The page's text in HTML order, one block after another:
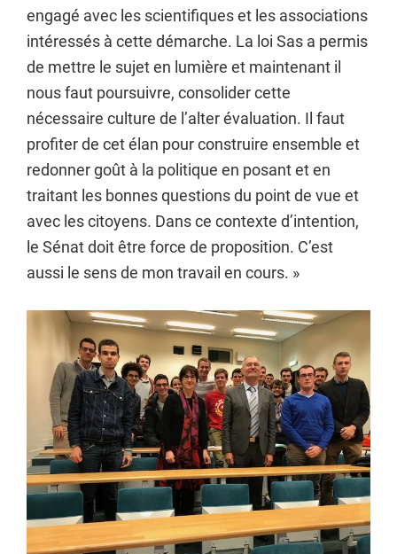
engagé avec les scientifiques et les associations
intéressés à cette démarche. La loi Sas a permis
de mettre le sujet en lumière et maintenant il
nous faut poursuivre, consolider cette
nécessaire culture de l’alter évaluation. Il faut
profiter de cet élan pour construire ensemble et
redonner goût à la politique en posant et en
traitant les bonnes questions du point de vue et
avec les citoyens. Dans ce contexte d’intention,
le Sénat doit être force de proposition. C’est
aussi le sens de mon travail en cours. »